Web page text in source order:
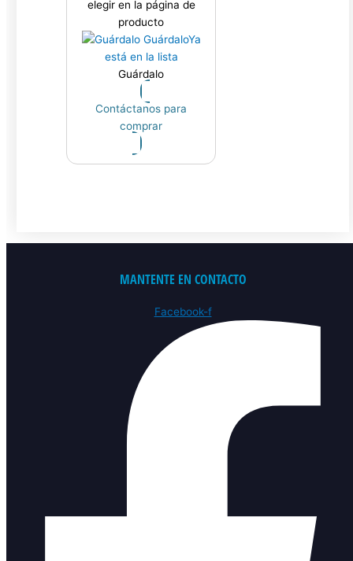
elegir en la página de
producto
GuárdaloYa
está en la lista
Guárdalo
Contáctanos para
comprar
MANTENTE EN CONTACTO
Facebook-f